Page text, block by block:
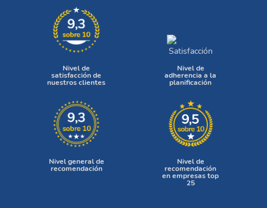
Nivel de
satisfacción de
nuestros clientes
Nivel de
adherencia a la
planificación
Nivel general de
recomendación
Nivel de
recomendación
en empresas top
25